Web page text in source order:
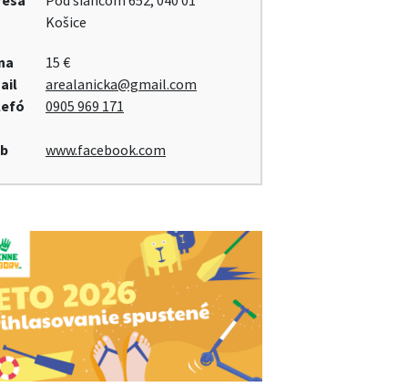
Košice
15 €
arealanicka@gmail.com
0905 969 171
www.facebook.com